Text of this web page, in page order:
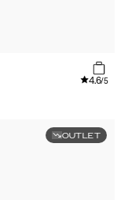
4.6/5
OUTLET